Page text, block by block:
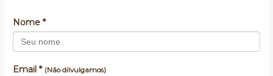
Nome *
Email * (Não dilvulgamos)